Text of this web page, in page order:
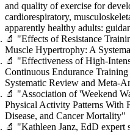
and quality of exercise for
cardiorespiratory,
apparently healthy adults:
🔬 "Effects of Resistance
Muscle Hypertrophy: A
🔬 "Effectiveness of High-
Continuous Endurance
Systematic Review and Meta-
🔬 "Association of 'Weekend
Physical Activity Patterns With
Disease, and Cancer Mortality"
🔬 "Kathleen Janz, EdD expert